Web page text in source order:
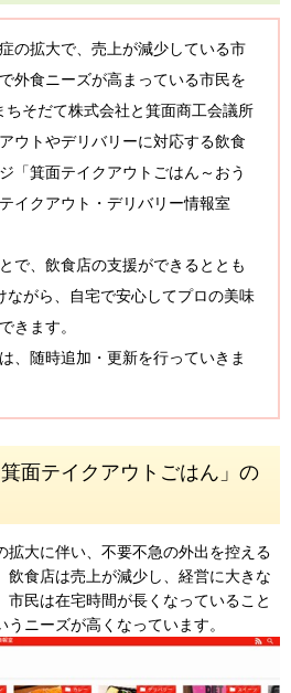
の拡大で、売上が減少している市
外食ニーズが高まっている市民を
そだて株式会社と箕面商工会議所
ウトやデリバリーに対応する飲食
「箕面テイクアウトごはん～おう
イクアウト・デリバリー情報室
で、飲食店の支援ができるととも
ながら、自宅で安心してプロの美味
きます。
、随時追加・更新を行っていきま
面テイクアウトごはん」の
拡大に伴い、不要不急の外出を控える
飲食店は売上が減少し、経営に大きな
民は在宅時間が長くなっていること
ニーズが高くなっています。